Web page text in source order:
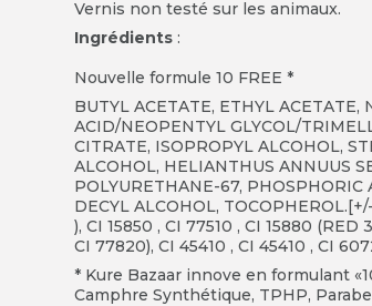
Vernis non testé sur les animaux.
Ingrédients :
Nouvelle formule 10 FREE *
BUTYL ACETATE, ETHYL
ACID/NEOPENTYL GLYCOL/
CITRATE, ISOPROPYL ALCOHOL,
ALCOHOL, HELIANTHUS ANNUUS
POLYURETHANE-67, PHOSPHORIC
DECYL ALCOHOL,
), CI 15850 , CI 77510 , CI 15880
CI 77820), CI 45410 , CI 45410 , CI
* Kure Bazaar innove en formulant
Camphre Synthétique, TPHP,